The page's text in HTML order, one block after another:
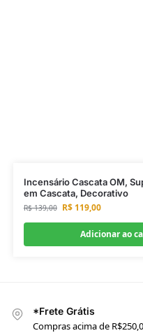
Incensário Cascata OM,
em Cascata, Decorativo
R$139,00 R$119,00
Adicionar ao
*Frete Grátis
Compras acima de